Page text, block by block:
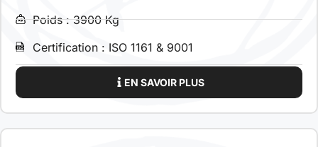
Poids : 3900 Kg
Certification : ISO 1161 & 9001
EN SAVOIR PLUS